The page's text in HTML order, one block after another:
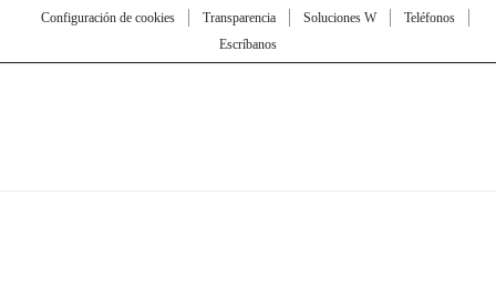
Configuración de cookies
Transparencia Soluciones W
Teléfonos
Escríbanos